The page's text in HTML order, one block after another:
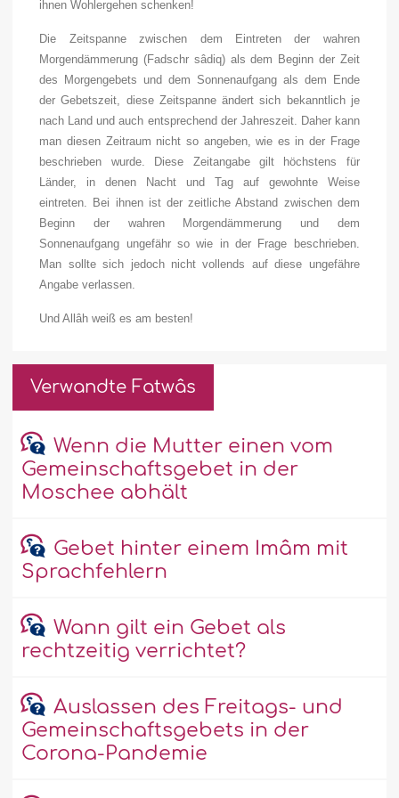
ihnen Wohlergehen schenken!
Die Zeitspanne zwischen dem Eintreten der wahren
Morgendämmerung (Fadschr sâdiq) als dem Beginn der Zeit
des Morgengebets und dem Sonnenaufgang als dem Ende
der Gebetszeit, diese Zeitspanne ändert sich bekanntlich je
nach Land und auch entsprechend der Jahreszeit. Daher kann
man diesen Zeitraum nicht so angeben, wie es in der Frage
beschrieben wurde. Diese Zeitangabe gilt höchstens für
Länder, in denen Nacht und Tag auf gewohnte Weise
eintreten. Bei ihnen ist der zeitliche Abstand zwischen dem
Beginn der wahren Morgendämmerung und dem
Sonnenaufgang ungefähr so wie in der Frage beschrieben.
Man sollte sich jedoch nicht vollends auf diese ungefähre
Angabe verlassen.
Und Allâh weiß es am besten!
Verwandte Fatwâs
Wenn die Mutter einen vom
Gemeinschaftsgebet in der
Moschee abhält
Gebet hinter einem Imâm mit
Sprachfehlern
Wann gilt ein Gebet als
rechtzeitig verrichtet?
Auslassen des Freitags- und
Gemeinschaftsgebets in der
Corona-Pandemie